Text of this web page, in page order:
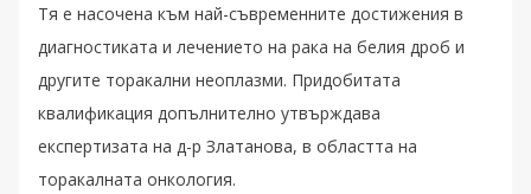
Тя е насочена към най-съвременните достижения в
диагностиката и лечението на рака на белия дроб и
другите торакални неоплазми. Придобитата
квалификация допълнително утвърждава
експертизата на д-р Златанова, в областта на
торакалната онкология.